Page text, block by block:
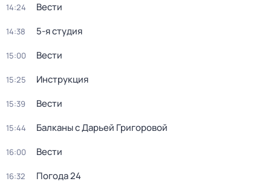
14:24 Вести
14:38 5-я студия
15:00 Вести
15:25 Инструкция
15:39 Вести
15:44 Балканы с Дарьей Григоровой
16:00 Вести
16:32 Погода 24